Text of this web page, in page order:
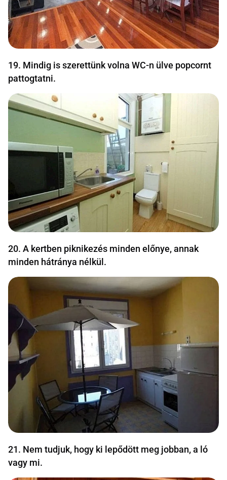
19. Mindig is szerettünk volna WC-n ülve popcornt
pattogtatni.
20. A kertben piknikezés minden előnye, annak
minden hátránya nélkül.
21. Nem tudjuk, hogy ki lepődött meg jobban, a ló
vagy mi.